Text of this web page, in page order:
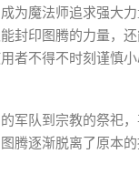
为魔法师追求强大
封印图腾的力量，
者不得不时刻谨慎
军队到宗教的祭祀
腾逐渐脱离了原本